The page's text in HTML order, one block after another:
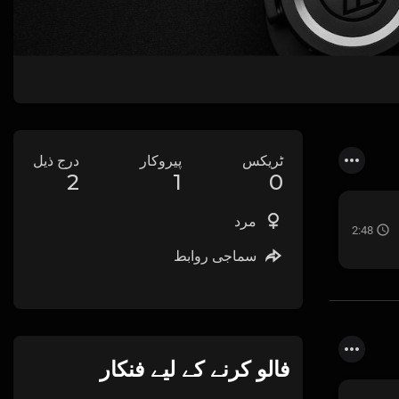
2:48
ٹریکس
0
پیروکار
1
درج ذیل
2
مرد
سماجی روابط
فالو کرنے کے لیے فنکار